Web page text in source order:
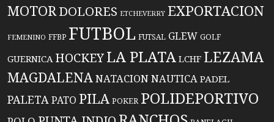
MOTORDOLORES ETCHEVERRY EXPORTACION
FEMENINO FFBP FUTBOL FUTSAL GLEW GOLF
GUERNICA HOCKEYLA PLATA LCHF LEZAMA
MAGDALENANATACIONNAUTICA PADEL
PALETAPATO PILA POKER POLIDEPORTIVO